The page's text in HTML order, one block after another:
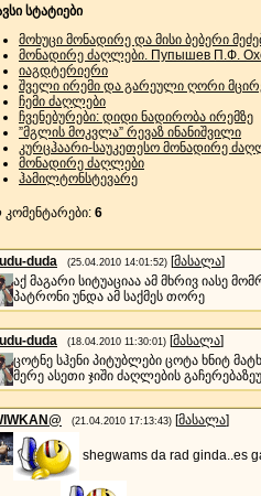
სტატიები
მოხუცი მონადირე და მისი ბებერი
მონადირე ძაღლები. Пупышев П.Ф.
იაგდტერიერი
შველი ირემი და გარეული ღორი
ჩემი ძაღლები
ჩვენებურები: დიდი ნადირობა ირემზე
”მგლის მოკვლა” რევაზ ინანიშვილი
კურცჰაარი-საუკეთესო მონადირე
მონადირე ძაღლები
ჰამილტონსტევარე
: 6
duda (25.04.2010 14:01:52) [მასალა]
აქ მაგარი სიტუაციაა ამ მხრივ იასე
პატრონი უნდა ამ საქმეს თორე
duda (18.04.2010 11:30:01) [მასალა]
ცოტნე სჰენი პიტუბლები ცოტა ხნიტ
მერე ასეთი ჯიში ძაღლების
(21.04.2010 17:13:43) [მასალა]
shegwams da rad ginda..es